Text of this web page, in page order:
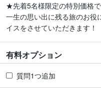
★先着5名様限定の特別価格
一生の思い出に残る旅のお役
イスをさせていただきます！
有料オプション
質問1つ追加